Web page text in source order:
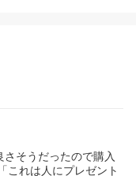
そうだったので購入
これは人にプレゼント